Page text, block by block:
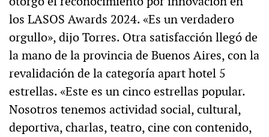
los LASOS Awards 2024. «Es un verdadero
orgullo», dijo Torres. Otra satisfacción llegó de
la mano de la provincia de Buenos Aires, con la
revalidación de la categoría apart hotel 5
estrellas. «Este es un cinco estrellas popular.
Nosotros tenemos actividad social, cultural,
deportiva, charlas, teatro, cine con contenido,